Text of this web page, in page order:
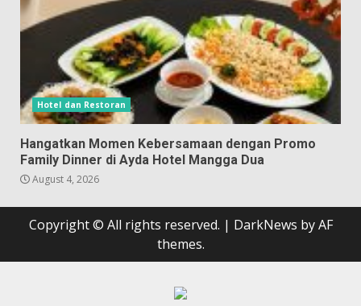
Hotel dan Restoran
Hangatkan Momen Kebersamaan dengan Promo
Family Dinner di Ayda Hotel Mangga Dua
August 4, 2026
Copyright © All rights reserved. | DarkNews by AF
themes.